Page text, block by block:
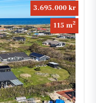
3.695.000 kr
115 m2